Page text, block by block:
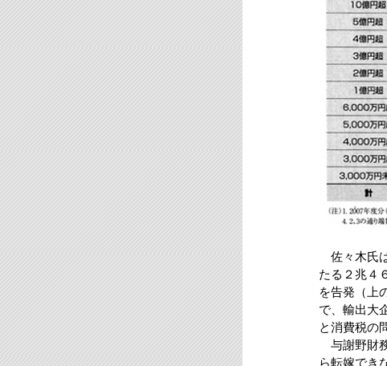
佐々木氏
たる２兆４
を告発（上
で、輸出大
と消費税の
与謝野財
ら転嫁でき